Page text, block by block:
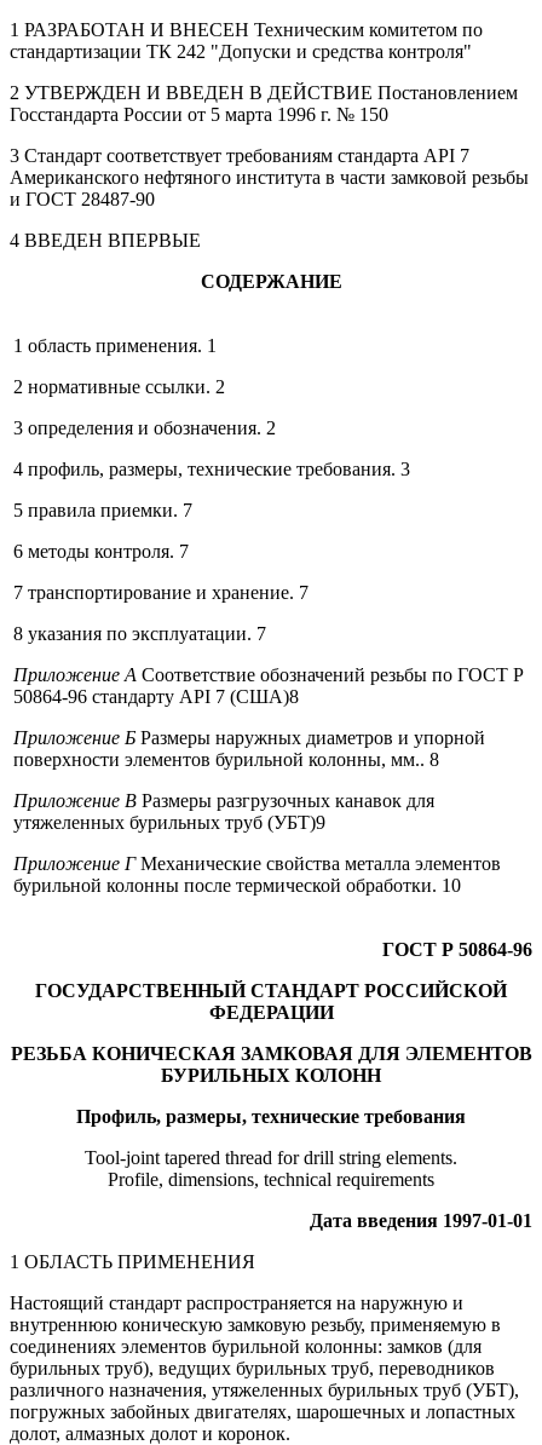
1 РАЗРАБОТАН И ВНЕСЕН Техническим комитетом по
стандартизации ТК 242 "Допуски и средства контроля"
2 УТВЕРЖДЕН И ВВЕДЕН В ДЕЙСТВИЕ Постановлением
Госстандарта России от 5 марта 1996 г. № 150
3 Стандарт соответствует требованиям стандарта API 7
Американского нефтяного института в части замковой резьбы
и ГОСТ 28487-90
4 ВВЕДЕН ВПЕРВЫЕ
СОДЕРЖАНИЕ
1 область применения. 1
2 нормативные ссылки. 2
3 определения и обозначения. 2
4 профиль, размеры, технические требования. 3
5 правила приемки. 7
6 методы контроля. 7
7 транспортирование и хранение. 7
8 указания по эксплуатации. 7
Приложение А Соответствие обозначений резьбы по ГОСТ Р
50864-96 стандарту API 7 (США)8
Приложение Б Размеры наружных диаметров и упорной
поверхности элементов бурильной колонны, мм.. 8
Приложение В Размеры разгрузочных канавок для
утяжеленных бурильных труб (УБТ)9
Приложение ГМеханические свойства металла элементов
бурильной колонны после термической обработки. 10
ГОСТ Р 50864-96
ГОСУДАРСТВЕННЫЙ СТАНДАРТ РОССИЙСКОЙ
ФЕДЕРАЦИИ
РЕЗЬБА КОНИЧЕСКАЯ ЗАМКОВАЯ ДЛЯ ЭЛЕМЕНТОВ
БУРИЛЬНЫХ КОЛОНН
Профиль, размеры, технические требования
Tool-joint tapered thread for drill string elements.
Profile, dimensions, technical requirements
Дата введения 1997-01-01
1 ОБЛАСТЬ ПРИМЕНЕНИЯ
Настоящий стандарт распространяется на наружную и
внутреннюю коническую замковую резьбу, применяемую в
соединениях элементов бурильной колонны: замков (для
бурильных труб), ведущих бурильных труб, переводников
различного назначения, утяжеленных бурильных труб (УБТ),
погружных забойных двигателях, шарошечных и лопастных
долот, алмазных долот и коронок.